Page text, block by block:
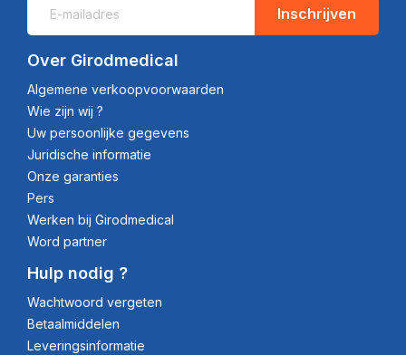
Inschrijven
Over Girodmedical
Algemene verkoopvoorwaarden
Wie zijn wij ?
Uw persoonlijke gegevens
Juridische informatie
Onze garanties
Pers
Werken bij Girodmedical
Word partner
Hulp nodig ?
Wachtwoord vergeten
Betaalmiddelen
Leveringsinformatie